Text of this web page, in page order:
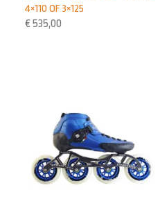
4×110 OF 3×125
€ 535,00